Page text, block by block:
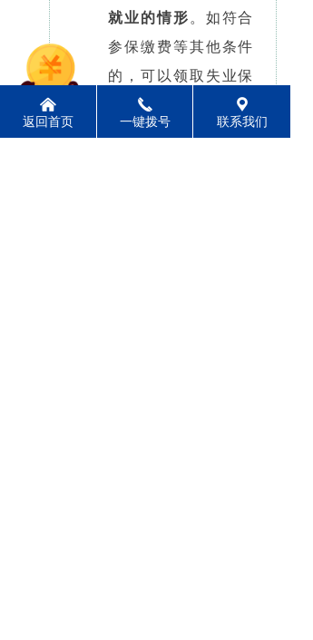
就业的情形。如符合
参保缴费等其他条件
的，可以领取失业保
险金。
낀
返回首页
끅
一键拨号
끇
联系我们